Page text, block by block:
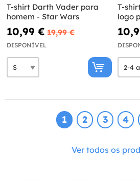
T-shirt Darth Vader para
homem - Star Wars
10,99 € 19,99 €
DISPONÍVEL
T-
logo
1 2 3 4
Ver todos os